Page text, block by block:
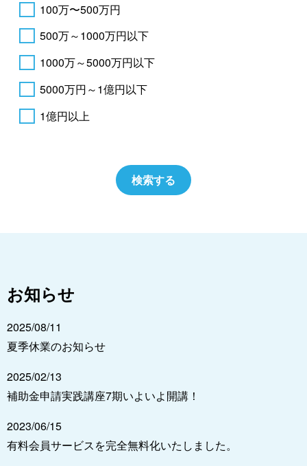
100万〜500万円
500万～1000万円以下
1000万～5000万円以下
5000万円～1億円以下
1億円以上
お知らせ
2025/08/11
夏季休業のお知らせ
2025/02/13
補助金申請実践講座7期いよいよ開講！
2023/06/15
有料会員サービスを完全無料化いたしました。